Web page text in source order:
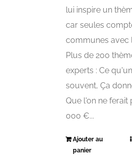
lui inspire un
car seules
communes avec
Plus de 200
experts : Ce
souvent, Ça
Que l'on ne ferait
000 €...
Ajouter au
panier